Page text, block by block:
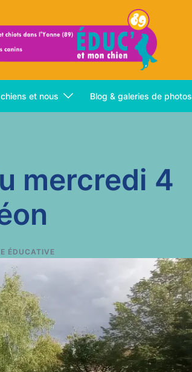
et nous Blog & galeries de photos
mercredi 4
ÉDUCATIVE